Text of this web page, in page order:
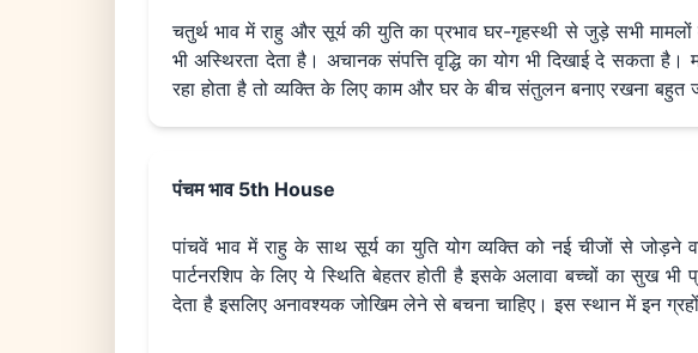
चतुर्थ भाव में राहु और सूर्य की युति का प्रभाव घर-गृहस्थी से जुड़े सभी
भी अस्थिरता देता है। अचानक संपत्ति वृद्धि का योग भी दिखाई दे सकता
रहा होता है तो व्यक्ति के लिए काम और घर के बीच संतुलन बनाए रखना बहुत
पंचम भाव 5th House
पांचवें भाव में राहु के साथ सूर्य का युति योग व्यक्ति को नई चीजों से जोड़ने
पार्टनरशिप के लिए ये स्थिति बेहतर होती है इसके अलावा बच्चों का सुख
देता है इसलिए अनावश्यक जोखिम लेने से बचना चाहिए। इस स्थान में इन